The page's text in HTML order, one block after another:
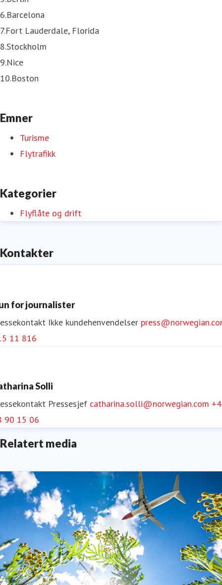
6.Barcelona
7.Fort Lauderdale, Florida
8.Stockholm
9.Nice
10.Boston
Emner
Turisme
Flytrafikk
Kategorier
Flyflåte og drift
Kontakter
for journalister
Ikke kundehenvendelser
11 816
Solli
Pressesjef catharina.solli@norwegian.com
90 15 06
Relatert media